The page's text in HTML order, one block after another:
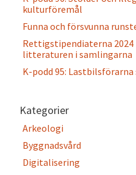
kulturföremål
Funna och försvunna
Rettigstipendiaterna
litteraturen i samlingarna
K-podd 95:
Kategorier
Arkeologi
Byggnadsvård
Digitalisering